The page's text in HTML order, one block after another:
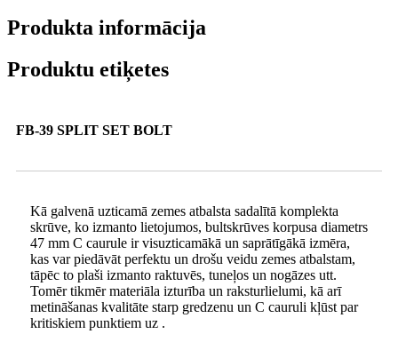
Produkta informācija
Produktu etiķetes
FB-39 SPLIT SET BOLT
Kā galvenā uzticamā zemes atbalsta sadalītā komplekta
skrūve, ko izmanto lietojumos, bultskrūves korpusa diametrs
47 mm C caurule ir visuzticamākā un saprātīgākā izmēra,
kas var piedāvāt perfektu un drošu veidu zemes atbalstam,
tāpēc to plaši izmanto raktuvēs, tuneļos un nogāzes utt.
Tomēr tikmēr materiāla izturība un raksturlielumi, kā arī
metināšanas kvalitāte starp gredzenu un C cauruli kļūst par
kritiskiem punktiem uz .